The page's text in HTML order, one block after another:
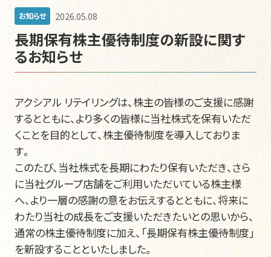
よくある質問 お問い合わせ 個人情報保護方針
新着情報
便利にお買い物
便利にお買い物
フレッセイアプリ
ポイントカード
マイフレッセイ
子育て支援DAY
会社情報
会社情報
会社概要
トップメッセージ
企業理念（企業スタンス）
沿革
「フレッシー便」運行案内
「フレッシー宅配便」のご案内
CSR活動
マルチステークホルダー方針
カスタマーハラスメントに対する基本方針
採用情報
お知らせ 2026.05.08
長期保有株主優待制度の新設に関す
るお知らせ
アクシアル リテイリングは、株主の皆様のご支援に感謝
するとともに、より多くの皆様に当社株式を保有いただ
くことを目的として、株主優待制度を導入しておりま
す。
このたび、当社株式を長期にわたり保有いただき、さら
に当社グループ店舗をご利用いただいている株主様
へ、より一層の感謝の意をお伝えするとともに、将来に
わたり当社の成長をご支援いただきたいとの思いから、
通常の株主優待制度に加え、「長期保有株主優待制度」
を新設することといたしました。